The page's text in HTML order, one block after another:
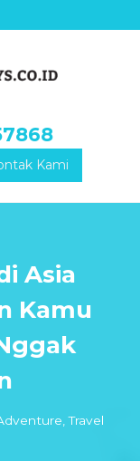
Kami
Asia
Kamu
,Travel